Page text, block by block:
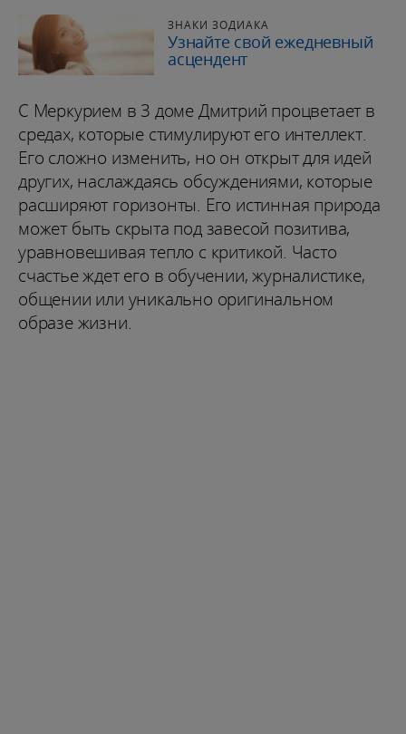
ЗНАКИ ЗОДИАКА
Узнайте свой ежедневный
асцендент
С Меркурием в 3 доме Дмитрий процветает в
средах, которые стимулируют его интеллект.
Его сложно изменить, но он открыт для идей
других, наслаждаясь обсуждениями, которые
расширяют горизонты. Его истинная природа
может быть скрыта под завесой позитива,
уравновешивая тепло с критикой. Часто
счастье ждет его в обучении, журналистике,
общении или уникально оригинальном
образе жизни.